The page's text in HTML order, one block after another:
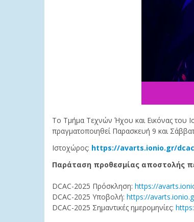
Το Τμήμα Τεχνών Ήχου και Εικόνας του
πραγματοποιηθεί Παρασκευή 9 και
Ιστοχώρος: https://avarts.ionio.gr/
Παράταση προθεσμίας αποστολής
DCAC-2025 Πρόσκληση: https://
DCAC-2025 Υποβολή: https://
DCAC-2025 Σημαντικές ημερομηνίες: